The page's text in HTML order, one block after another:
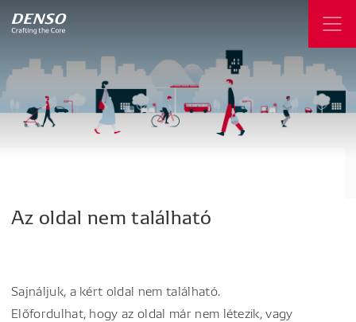
Az oldal nem található
Sajnáljuk, a kért oldal nem található.
Előfordulhat, hogy az oldal már nem létezik, vagy